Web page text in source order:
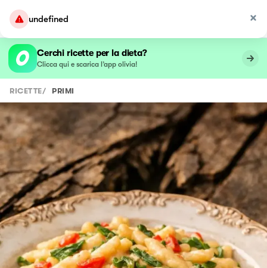
undefined
Cerchi ricette per la dieta?
Clicca qui e scarica l’app olivia!
RICETTE/ PRIMI